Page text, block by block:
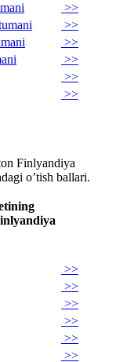
>>
>>
>>
>>
>>
>>
Finlyandiya
o’tish ballari.
>>
>>
>>
>>
>>
>>